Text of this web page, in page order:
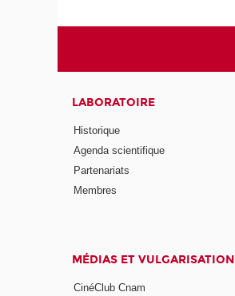
LABORATOIRE
Historique
Agenda scientifique
Partenariats
Membres
MÉDIAS ET VULGARISATION
CinéClub Cnam